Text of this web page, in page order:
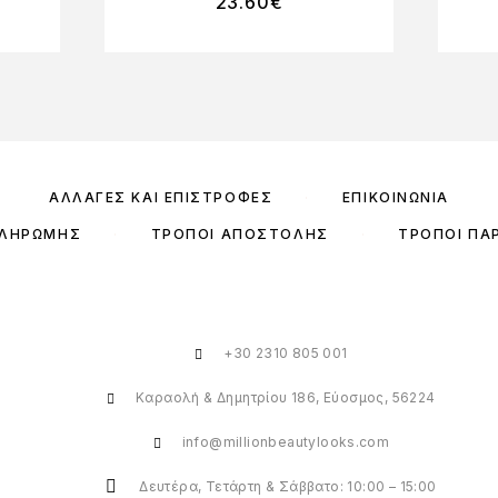
ΑΛΛΑΓΈΣ ΚΑΙ ΕΠΙΣΤΡΟΦΈΣ ΕΠΙΚΟΙΝΩΝΊΑ
ΤΡΌΠΟΙ ΑΠΟΣΤΟΛΉΣ ΤΡΌΠΟΙ
+30 2310 805 001
Καραολή & Δημητρίου 186, Εύοσμος, 56224
info@millionbeautylooks.com
Δευτέρα, Τετάρτη & Σάββατο: 10:00 – 15:00